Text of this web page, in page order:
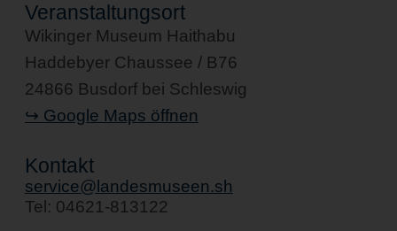
Veranstaltungsort
Wikinger Museum Haithabu
Haddebyer Chaussee / B76
24866 Busdorf bei Schleswig
↪ Google Maps öffnen
Kontakt
service@landesmuseen.sh
Tel: 04621-813122